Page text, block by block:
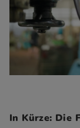
In Kürze: Die